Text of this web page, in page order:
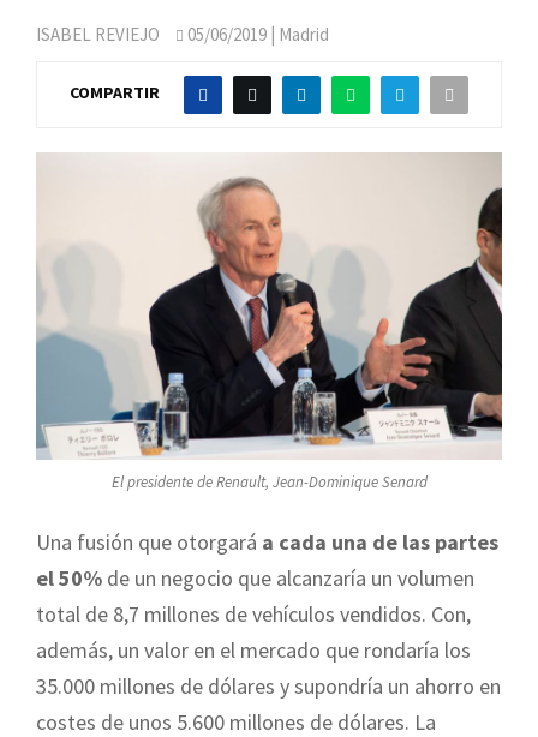
ISABEL REVIEJO 05/06/2019 | Madrid
COMPARTIR
El presidente de Renault, Jean-Dominique Senard
Una fusión que otorgará a cada una de las partes
el 50% de un negocio que alcanzaría un volumen
total de 8,7 millones de vehículos vendidos. Con,
además, un valor en el mercado que rondaría los
35.000 millones de dólares y supondría un ahorro en
costes de unos 5.600 millones de dólares. La